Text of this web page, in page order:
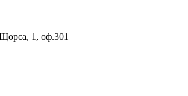
1, оф.301